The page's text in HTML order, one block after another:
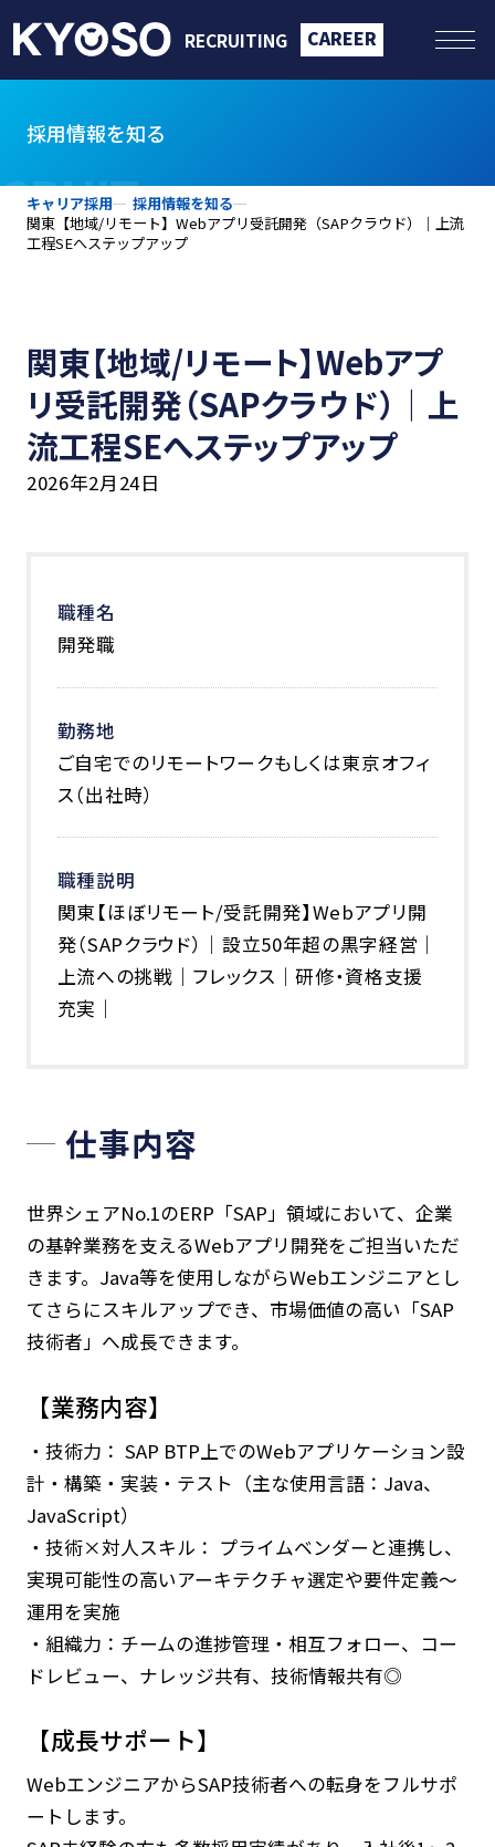
RECRUITING CAREER
採用情報を知る
キャリア採用
採用情報を知る
関東【地域/リモート】Webアプリ受託開発（SAPクラウド）｜上流
工程SEへステップアップ
関東【地域/リモート】Webアプ
リ受託開発（SAPクラウド）｜上
流工程SEへステップアップ
2026年2月24日
職種名
開発職
勤務地
ご自宅でのリモートワークもしくは東京オフィ
ス（出社時）
職種説明
関東【ほぼリモート/受託開発】Webアプリ開
発（SAPクラウド）｜設立50年超の黒字経営｜
上流への挑戦｜フレックス｜研修・資格支援
充実｜
仕事内容
世界シェアNo.1のERP「SAP」領域において、企業
の基幹業務を支えるWebアプリ開発をご担当いただ
きます。Java等を使用しながらWebエンジニアとし
てさらにスキルアップでき、市場価値の高い「SAP
技術者」へ成長できます。
【業務内容】
・技術力： SAP BTP上でのWebアプリケーション設
計・構築・実装・テスト（主な使用言語：Java、
JavaScript）
・技術×対人スキル： プライムベンダーと連携し、
実現可能性の高いアーキテクチャ選定や要件定義～
運用を実施
・組織力：チームの進捗管理・相互フォロー、コー
ドレビュー、ナレッジ共有、技術情報共有◎
【成長サポート】
WebエンジニアからSAP技術者への転身をフルサポ
ートします。